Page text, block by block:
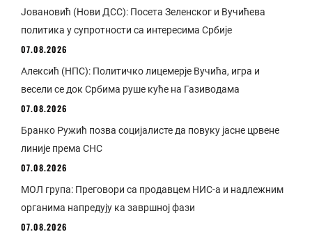
Јовановић (Нови ДСС): Посета Зеленског и Вучићева
политика у супротности са интересима Србије
07.08.2026
Алексић (НПС): Политичко лицемерје Вучића, игра и
весели се док Србима руше куће на Газиводама
07.08.2026
Бранко Ружић позва социјалисте да повуку јасне црвене
линије према СНС
07.08.2026
МОЛ група: Преговори са продавцем НИС-а и надлежним
органима напредују ка завршној фази
07.08.2026